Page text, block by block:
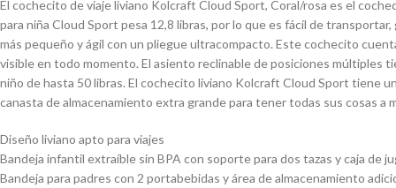
El cochecito de viaje liviano Kolcraft Cloud Sport, Coral/rosa es el
para niña Cloud Sport pesa 12,8 libras, por lo que es fácil de
más pequeño y ágil con un pliegue ultracompacto. Este cochecito
visible en todo momento. El asiento reclinable de posiciones múltiples
niño de hasta 50 libras. El cochecito liviano Kolcraft Cloud Sport tiene
canasta de almacenamiento extra grande para tener todas sus cosas a
Diseño liviano apto para viajes
Bandeja infantil extraíble sin BPA con soporte para dos tazas y caja de
Bandeja para padres con 2 portabebidas y área de almacenamiento